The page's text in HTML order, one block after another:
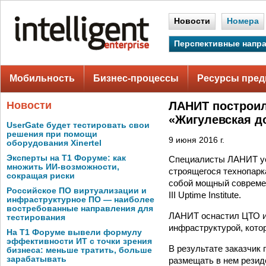
Новости Номера
Перспективные
Мобильность Бизнес-процессы Ресурсы
Новости
UserGate будет тестировать свои
решения при помощи
оборудования Xinertel
Эксперты на Т1 Форуме: как
множить ИИ-возможности,
сокращая риски
Российское ПО виртуализации и
инфраструктурное ПО — наиболее
востребованные направления для
тестирования
На Т1 Форуме вывели формулу
эффективности ИТ с точки зрения
бизнеса: меньше тратить, больше
зарабатывать
ЛАНИТ
«Жигулевская
9 июня 2016 г.
Специалисты ЛАНИТ
строящегося
собой мощный
III Uptime Institute.
ЛАНИТ оснастил ЦТО
инфраструктурой,
В результате
размещать в нем